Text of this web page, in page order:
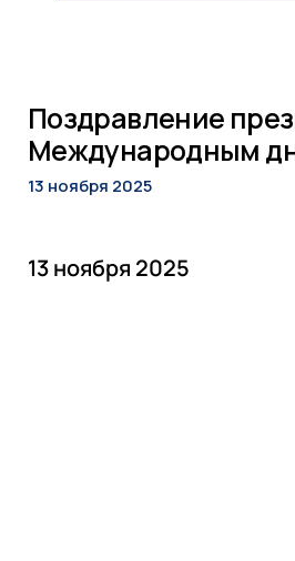
Деятельность
Поздравление
Международным
13 ноября 2025
13 ноября 2025